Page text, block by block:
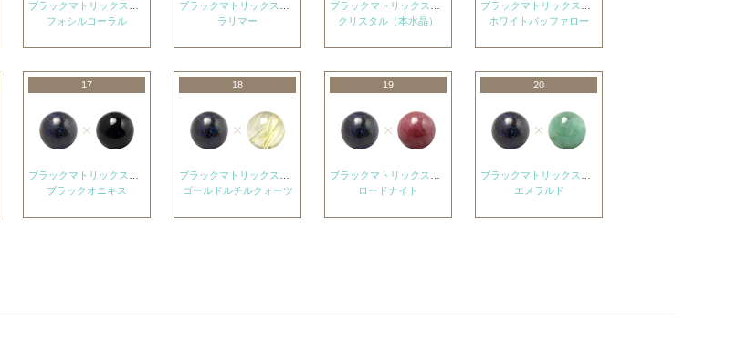
フォシルコーラル
ラリマー
クリスタル（本水晶）
ホワイトバッファロー
17
ブラックオニキス
18
ゴールドルチルクォーツ
19
ロードナイト
20
エメラルド